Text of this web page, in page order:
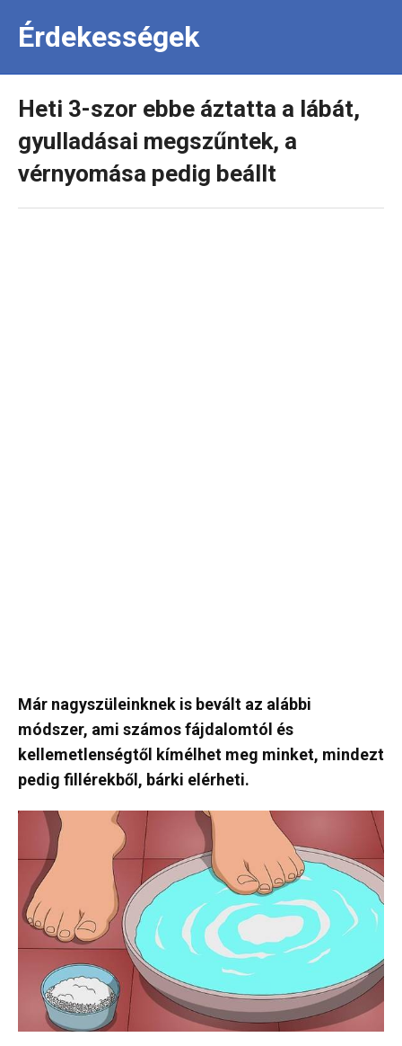
Érdekességek
Heti 3-szor ebbe áztatta a lábát,
gyulladásai megszűntek, a
vérnyomása pedig beállt
Már nagyszüleinknek is bevált az alábbi
módszer, ami számos fájdalomtól és
kellemetlenségtől kímélhet meg minket, mindezt
pedig fillérekből, bárki elérheti.